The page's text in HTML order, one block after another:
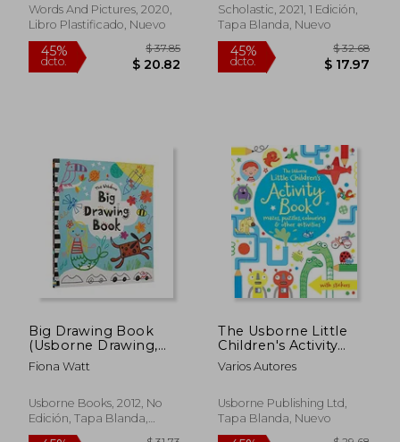
$ 14.16
(en Inglés)
Words And Pictures, 2020,
Libro Plastificado, Nuevo
Scholastic, 2021, 1 Edición,
Tapa Blanda, Nuevo
Big Drawing Book
(Usborne Drawing,
Doodling and
Colouring) (en Inglés)
Fiona Watt
Usborne Books, 2012, No
Edición, Tapa Blanda,
Nuevo
The Usborne Little
Children's Activity
Book: Mazes, Puzzles
and Colouring
Varios Autores
Usborne Publishing Ltd,
Tapa Blanda, Nuevo